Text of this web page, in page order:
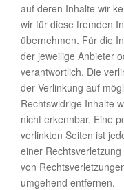
auf deren Inhalte wir
wir für diese fremden
übernehmen. Für die
der jeweilige Anbieter
verantwortlich. Die
der Verlinkung auf
Rechtswidrige Inhalte
nicht erkennbar. Eine
verlinkten Seiten ist
einer
von
umgehend entfernen.